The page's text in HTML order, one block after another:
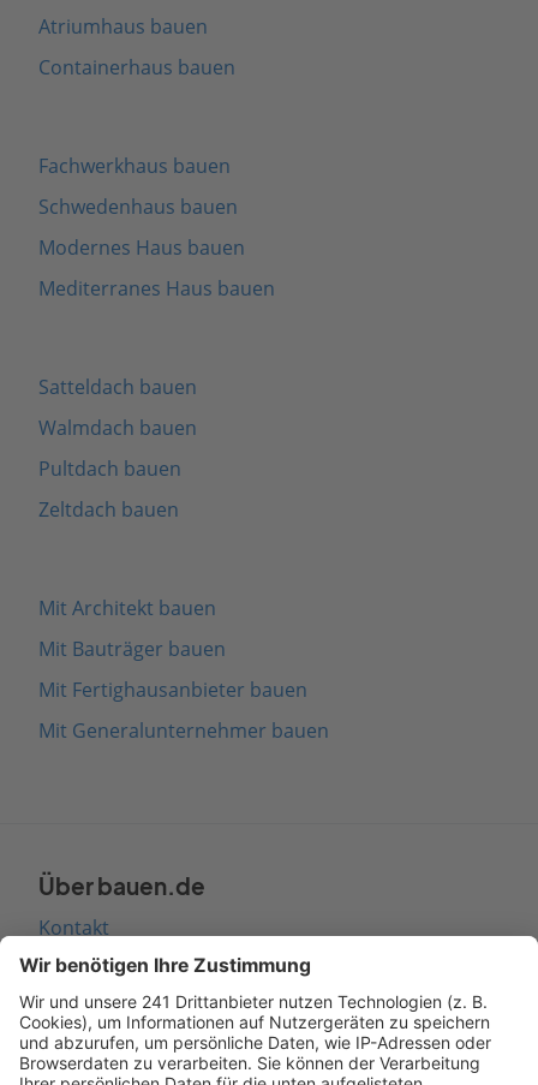
Atriumhaus bauen
Containerhaus bauen
Fachwerkhaus bauen
Schwedenhaus bauen
Modernes Haus bauen
Mediterranes Haus bauen
Satteldach bauen
Walmdach bauen
Pultdach bauen
Zeltdach bauen
Mit Architekt bauen
Mit Bauträger bauen
Mit Fertighausanbieter bauen
Mit Generalunternehmer bauen
Über bauen.de
Kontakt
Seitenaufbau
Barrierefreiheit
Cookie Einstellungen